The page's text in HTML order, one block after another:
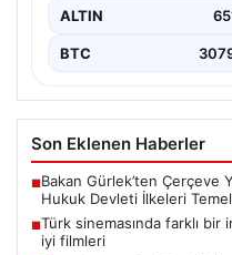
ALTIN
BTC
Son Eklenen Haberler
■Bakan Gürlek’ten Çerçeve
Hukuk Devleti İlkeleri
■Türk sinemasında farklı bir
iyi filmleri